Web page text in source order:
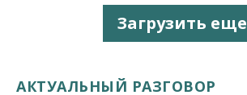
Загрузить еще
АКТУАЛЬНЫЙ РАЗГОВОР